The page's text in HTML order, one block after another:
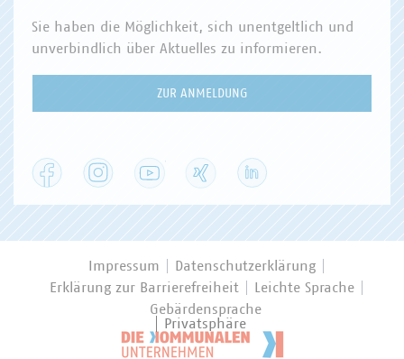
Sie haben die Möglichkeit, sich unentgeltlich und
unverbindlich über Aktuelles zu informieren.
ZUR ANMELDUNG
Facebook Instagram YouTube
Impressum
Datenschutzerklärung
Erklärung zur Barrierefreiheit
Leichte Sprache
Gebärdensprache
Privatsphäre